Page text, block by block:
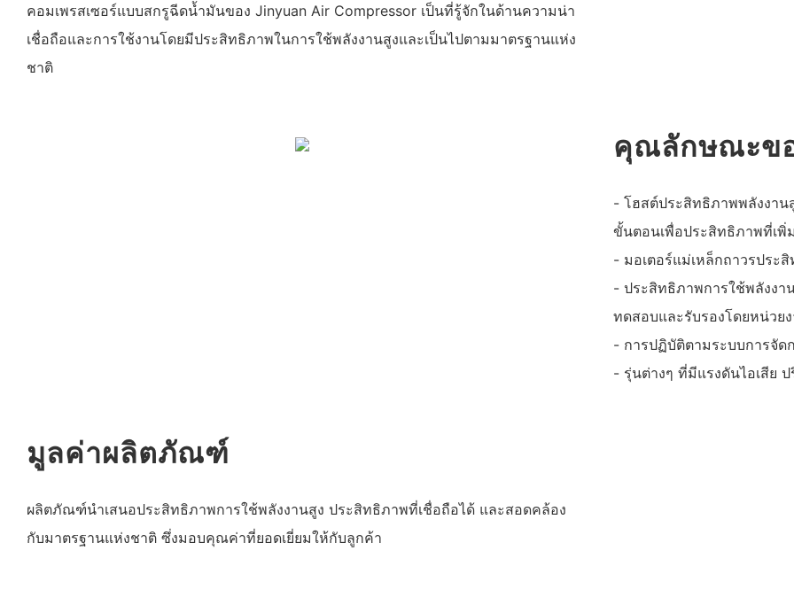
คอมเพรสเซอร์แบบสกรูฉีดน้ำมันของ Jinyuan Air Compressor เป็นที่รู้จักในด้านความน่า
เชื่อถือและการใช้งานโดยมีประสิทธิภาพในการใช้พลังงานสูงและเป็นไปตามมาตรฐานแห่ง
ชาติ
คุณลักษณะข
- โฮสต์ประสิทธิภาพพลังงาน
ขั้นตอนเพื่อประสิทธิภาพที่เพิ่
- มอเตอร์แม่เหล็กถาวรประ
- ประสิทธิภาพการใช้พลังงา
ทดสอบและรับรองโดยหน่วย
- การปฏิบัติตามระบบการจั
- รุ่นต่างๆ ที่มีแรงดันไอเสีย
มูลค่าผลิตภัณฑ์
ผลิตภัณฑ์นำเสนอประสิทธิภาพการใช้พลังงานสูง ประสิทธิภาพที่เชื่อถือได้ และสอดคล้อง
กับมาตรฐานแห่งชาติ ซึ่งมอบคุณค่าที่ยอดเยี่ยมให้กับลูกค้า